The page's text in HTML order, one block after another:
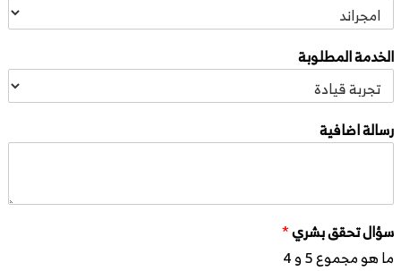
الخدمة المطلوبة
رسالة اضافية
سؤال تحقق بشري*
ما هو مجموع 5 و 4